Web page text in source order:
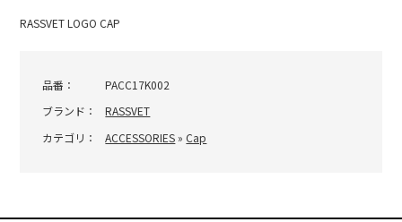
RASSVET LOGO CAP
品番：
PACC17K002
ブランド：
RASSVET
カテゴリ：
ACCESSORIES »Cap